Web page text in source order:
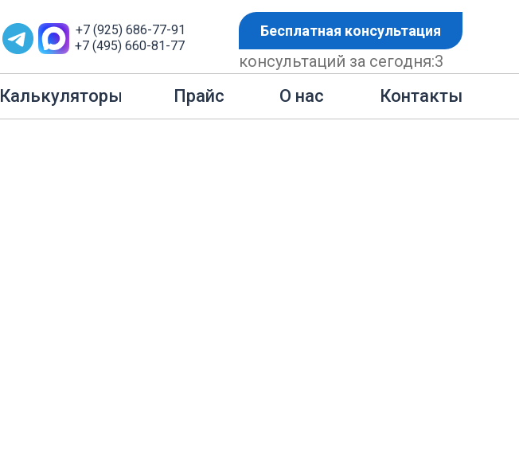
+7 (925) 686-77-91
+7 (495) 660-81-77
О нас
Прайс
Калькуляторы Контакты
Бесплатная консультация
консультаций за сегодня:3